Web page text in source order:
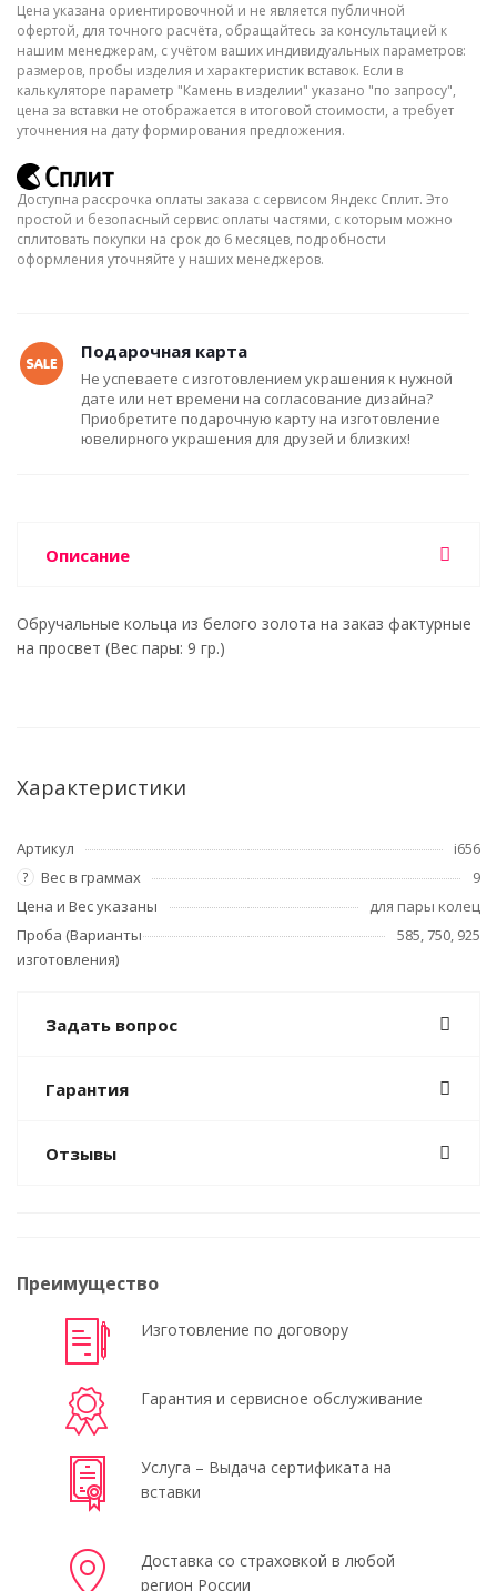
Цена указана ориентировочной и не является публичной
офертой, для точного расчёта, обращайтесь за консультацией к
нашим менеджерам, с учётом ваших индивидуальных параметров:
размеров, пробы изделия и характеристик вставок. Если в
калькуляторе параметр "Камень в изделии" указано "по запросу",
цена за вставки не отображается в итоговой стоимости, а требует
уточнения на дату формирования предложения.
Доступна рассрочка оплаты заказа с сервисом Яндекс Сплит. Это
простой и безопасный сервис оплаты частями, с которым можно
сплитовать покупки на срок до 6 месяцев, подробности
оформления уточняйте у наших менеджеров.
Подарочная карта
Не успеваете с изготовлением украшения к нужной
дате или нет времени на согласование дизайна?
Приобретите подарочную карту на изготовление
ювелирного украшения для друзей и близких!
Описание
Обручальные кольца из белого золота на заказ фактурные
на просвет (Вес пары: 9 гр.)
Характеристики
Артикул i656
? Вес в граммах
9
Цена и Вес указаны
для пары колец
Проба (Варианты
изготовления)
585, 750, 925
Задать вопрос
Гарантия
Отзывы
Преимущество
Изготовление по договору
Гарантия и сервисное обслуживание
Услуга – Выдача сертификата на
вставки
Доставка со страховкой в любой
регион России